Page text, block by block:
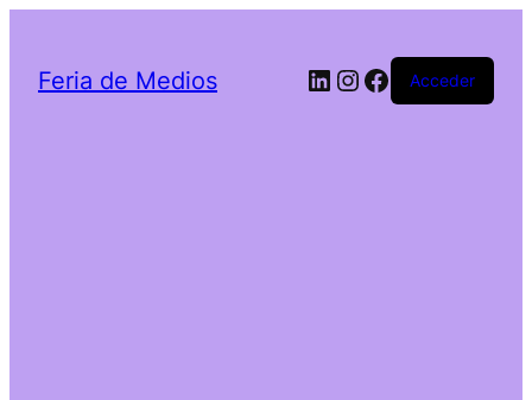
Feria de Medios LinkedIn
Instagram
Facebook
Acceder